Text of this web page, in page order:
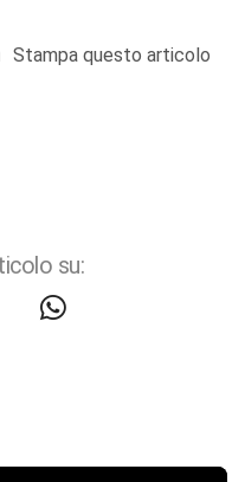
Stampa questo articolo
su: